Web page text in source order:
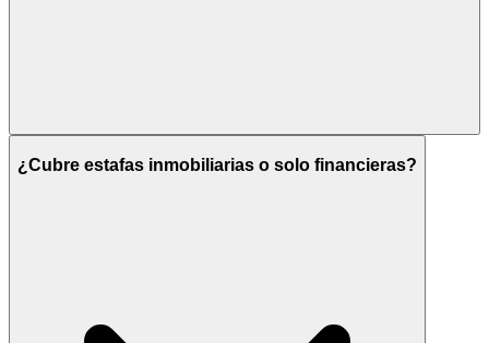
¿Cubre estafas inmobiliarias o solo financieras?